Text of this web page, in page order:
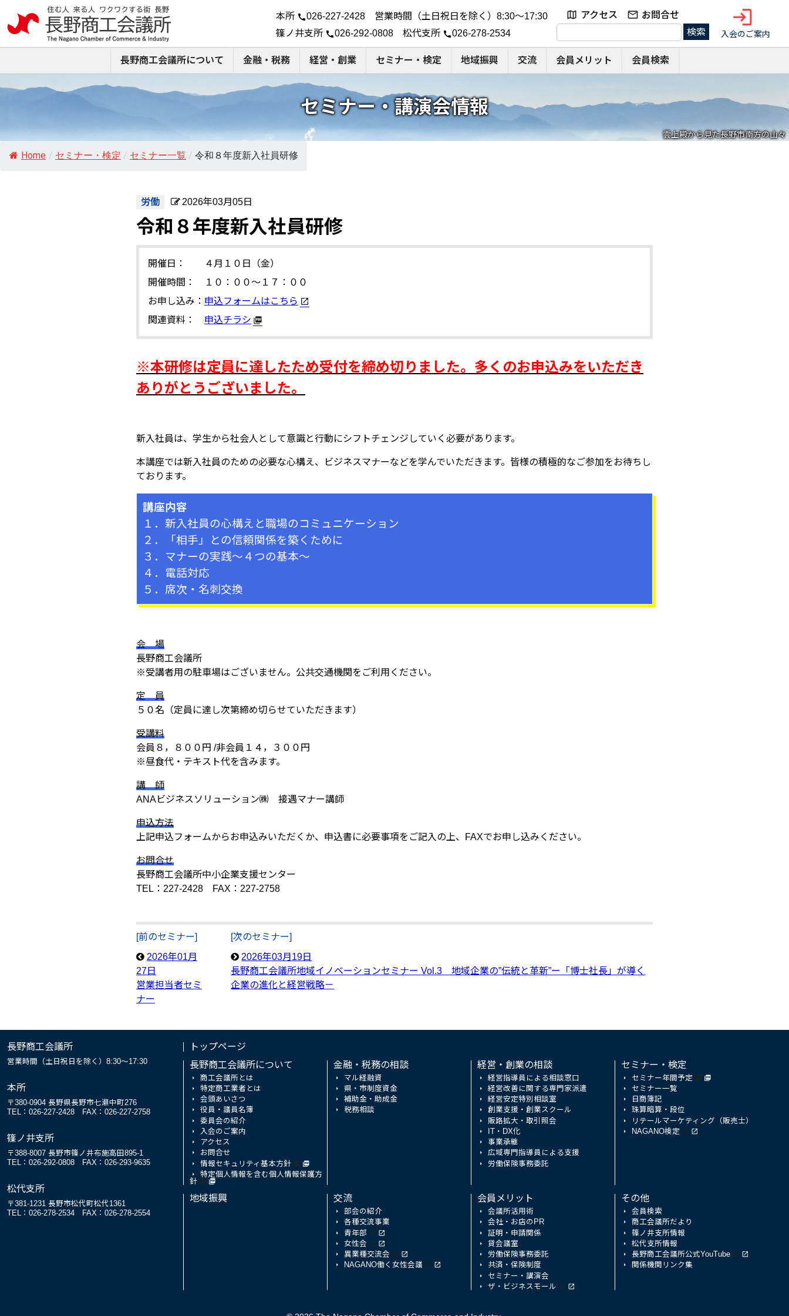
本所 call026-227-2428 営業時間（土日祝日を除く）8:30～17:30
篠ノ井支所 call026-292-0808 松代支所 call026-278-2534
アクセス お問合せ
検
login
入会のご案内
長野商工会議所について 金融・税務 経営・創業 セミナー・検定 地域振興 交流 会員メリット 会員検索
セミナー・講演会情報
雲上殿から見た長野市南方の山々
Home / セミナー・検定 / セミナー一覧 / 令和８年度新入社員研修
労働 2026年03月05日
令和８年度新入社員研修
開催日：
４月１０日（金）
開催時間：
１０：００～１７：００
お申し込み： 申込フォームはこちら
関連資料：
申込チラシ
※本研修は定員に達したため受付を締め切りました。多くのお申込みをいただき
ありがとうございました。
新入社員は、学生から社会人として意識と行動にシフトチェンジしていく必要があります。
本講座では新入社員のための必要な心構え、ビジネスマナーなどを学んでいただきます。皆様の積極的なご参加をお待ちし
ております。
講座内容
１．新入社員の心構えと職場のコミュニケーション
２．「相手」との信頼関係を築くために
３．マナーの実践～４つの基本～
４．電話対応
５．席次・名刺交換
会 場
長野商工会議所
※受講者用の駐車場はございません。公共交通機関をご利用ください。
定 員
５０名（定員に達し次第締め切らせていただきます）
受講料
会員８，８００円 /非会員１４，３００円
※昼食代・テキスト代を含みます。
講 師
ANAビジネスソリューション㈱ 接遇マナー講師
申込方法
上記申込フォームからお申込みいただくか、申込書に必要事項をご記入の上、FAXでお申し込みください。
お問合せ
長野商工会議所中小企業支援センター
TEL：227-2428 FAX：227-2758
[前のセミナー]
2026年01月
27日
営業担当者セミ
ナー
[次のセミナー]
2026年03月19日
長野商工会議所地域イノベーションセミナー Vol.3 地域企業の”伝統と革新”ー「博士社長」が導く
企業の進化と経営戦略－
長野商工会議所
営業時間（土日祝日を除く）8:30～17:30
本所
〒380-0904 長野県長野市七瀬中町276
TEL：026-227-2428 FAX：026-227-2758
篠ノ井支所
〒388-8007 長野市篠ノ井布施高田895-1
TEL：026-292-0808 FAX：026-293-9635
松代支所
〒381-1231 長野市松代町松代1361
TEL：026-278-2534 FAX：026-278-2554
トップページ
長野商工会議所について
商工会議所とは
特定商工業者とは
会頭あいさつ
役員・議員名簿
委員会の紹介
入会のご案内
アクセス
お問合せ
情報セキュリティ基本方針
特定個人情報を含む個人情報保護方
針
金融・税務の相談
マル経融資
県・市制度資金
補助金・助成金
税務相談
経営・創業の相談
経営指導員による相談窓口
経営改善に関する専門家派遣
経営安定特別相談室
創業支援・創業スクール
販路拡大・取引照会
IT・DX化
事業承継
広域専門指導員による支援
労働保険事務委託
セミナー・検定
セミナー年間予定
セミナー一覧
日商簿記
珠算暗算・段位
リテールマーケティング（販売士）
NAGANO検定
地域振興 交流
部会の紹介
各種交流事業
青年部
女性会
異業種交流会
NAGANO働く女性会議
会員メリット
会議所活用術
会社・お店のPR
証明・申請関係
貸会議室
労働保険事務委託
共済・保険制度
セミナー・講演会
ザ・ビジネスモール
その他
会員検索
商工会議所だより
篠ノ井支所情報
松代支所情報
長野商工会議所公式YouTube
関係機関リンク集